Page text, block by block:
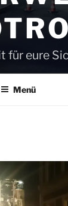
für eure
Menü